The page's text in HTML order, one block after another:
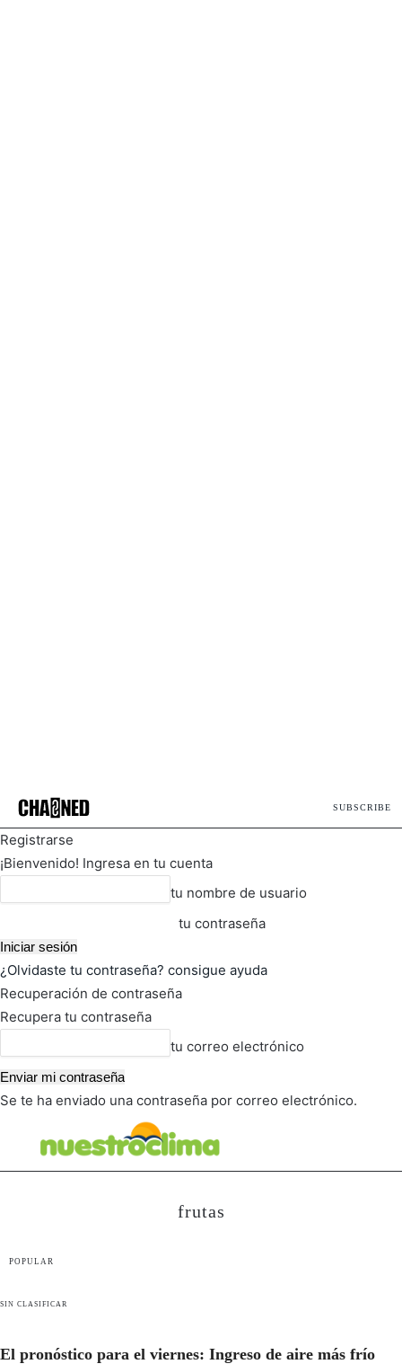
SUBSCRIBE
Registrarse
¡Bienvenido! Ingresa en tu cuenta
tu nombre de usuario
tu contraseña
¿Olvidaste tu contraseña? consigue ayuda
Recuperación de contraseña
Recupera tu contraseña
tu correo electrónico
Se te ha enviado una contraseña por correo electrónico.
frutas
POPULAR
SIN CLASIFICAR
El pronóstico para el viernes: Ingreso de aire más frío